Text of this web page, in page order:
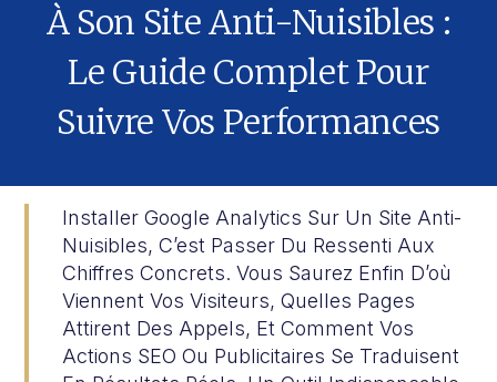
À Son Site Anti-Nuisibles :
Le Guide Complet Pour
Suivre Vos Performances
Installer Google Analytics Sur Un Site Anti-
Nuisibles, C’est Passer Du Ressenti Aux
Chiffres Concrets. Vous Saurez Enfin D’où
Viennent Vos Visiteurs, Quelles Pages
Attirent Des Appels, Et Comment Vos
Actions SEO Ou Publicitaires Se Traduisent